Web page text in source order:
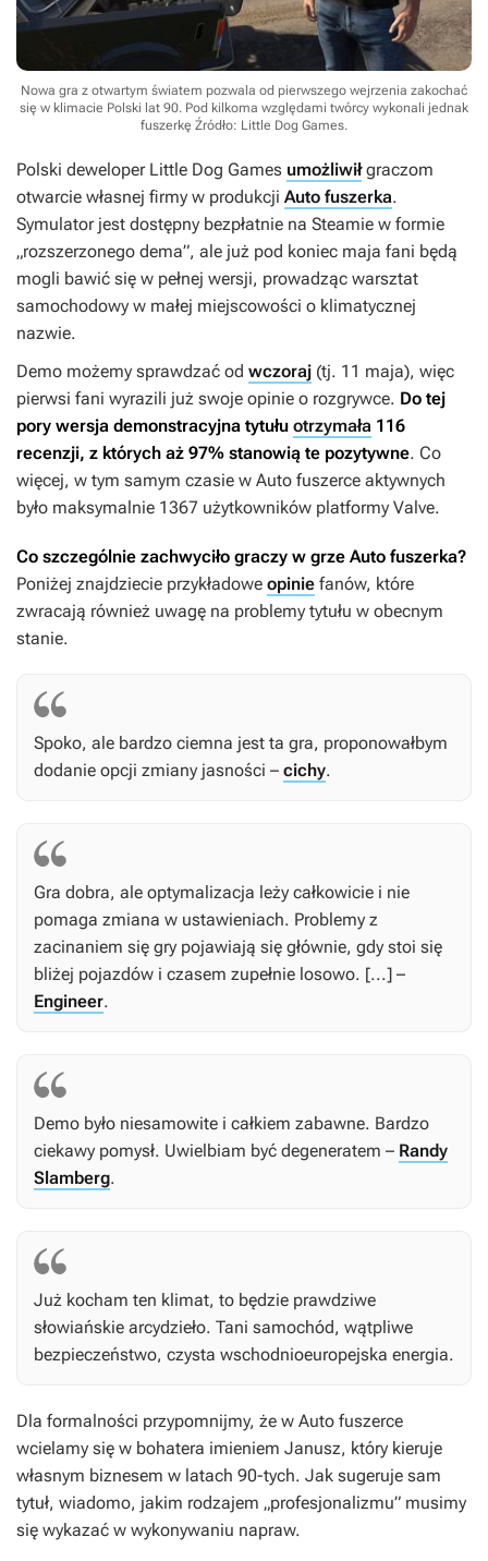
Nowa gra z otwartym światem pozwala od pierwszego wejrzenia zakochać
się w klimacie Polski lat 90. Pod kilkoma względami twórcy wykonali jednak
fuszerkę Źródło: Little Dog Games.
Polski deweloper Little Dog Games umożliwiłgraczom
otwarcie własnej firmy w produkcji Auto fuszerka.
Symulator jest dostępny bezpłatnie na Steamie w formie
„rozszerzonego dema”, ale już pod koniec maja fani będą
mogli bawić się w pełnej wersji, prowadząc warsztat
samochodowy w małej miejscowości o klimatycznej
nazwie.
Demo możemy sprawdzać od wczoraj (tj. 11 maja), więc
pierwsi fani wyrazili już swoje opinie o rozgrywce. Do tej
pory wersja demonstracyjna tytułu otrzymała 116
recenzji, z których aż 97% stanowią te pozytywne. Co
więcej, w tym samym czasie w Auto fuszerce aktywnych
było maksymalnie 1367 użytkowników platformy Valve.
Co szczególnie zachwyciło graczy w grze Auto fuszerka?
Poniżej znajdziecie przykładowe opinie fanów, które
zwracają również uwagę na problemy tytułu w obecnym
stanie.
Spoko, ale bardzo ciemna jest ta gra, proponowałbym
dodanie opcji zmiany jasności – cichy.
Gra dobra, ale optymalizacja leży całkowicie i nie
pomaga zmiana w ustawieniach. Problemy z
zacinaniem się gry pojawiają się głównie, gdy stoi się
bliżej pojazdów i czasem zupełnie losowo. [...] –
Engineer.
Demo było niesamowite i całkiem zabawne. Bardzo
ciekawy pomysł. Uwielbiam być degeneratem – Randy
Slamberg.
Już kocham ten klimat, to będzie prawdziwe
słowiańskie arcydzieło. Tani samochód, wątpliwe
bezpieczeństwo, czysta wschodnioeuropejska energia.
Dla formalności przypomnijmy, że w Auto fuszerce
wcielamy się w bohatera imieniem Janusz, który kieruje
własnym biznesem w latach 90-tych. Jak sugeruje sam
tytuł, wiadomo, jakim rodzajem „profesjonalizmu” musimy
się wykazać w wykonywaniu napraw.